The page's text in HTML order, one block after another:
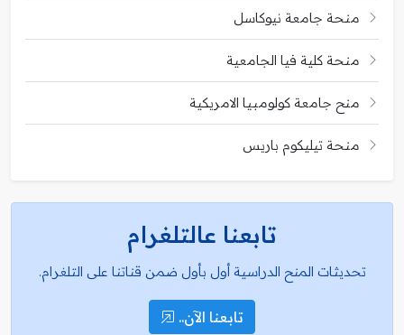
منحة جامعة نيوكاسل
منحة كلية فيا الجامعية
منح جامعة كولومبيا الامريكية
منحة تيليكوم باريس
تابعنا عالتلغرام
تحديثات المنح الدراسية أول بأول ضمن قناتنا على التلغرام.
تابعنا الآن..